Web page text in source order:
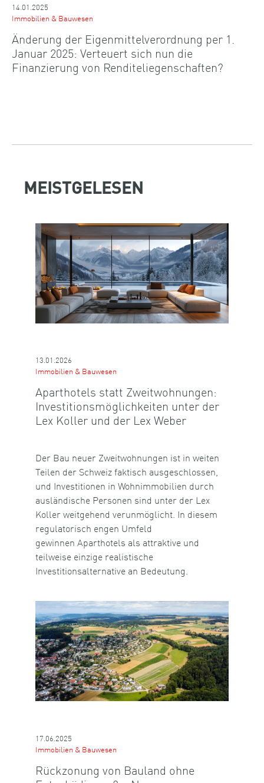
14.01.2025
Immobilien & Bauwesen
Änderung der Eigenmittelverordnung per 1.
Januar 2025: Verteuert sich nun die
Finanzierung von Renditeliegenschaften?
MEISTGELESEN
13.01.2026
Immobilien & Bauwesen
Aparthotels statt Zweitwohnungen:
Investitionsmöglichkeiten unter der
Lex Koller und der Lex Weber
Der Bau neuer Zweitwohnungen ist in weiten
Teilen der Schweiz faktisch ausgeschlossen,
und Investitionen in Wohnimmobilien durch
ausländische Personen sind unter der Lex
Koller weitgehend verunmöglicht. In diesem
regulatorisch engen Umfeld
gewinnen Aparthotels als attraktive und
teilweise einzige realistische
Investitionsalternative an Bedeutung.
17.06.2025
Immobilien & Bauwesen
Rückzonung von Bauland ohne